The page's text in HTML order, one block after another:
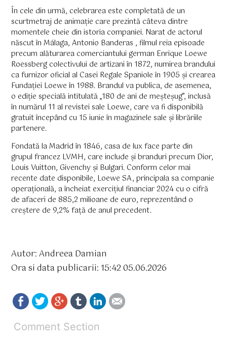
În cele din urmă, celebrarea este completată de un
scurtmetraj de animație care prezintă câteva dintre
momentele cheie din istoria companiei. Narat de actorul
născut în Málaga, Antonio Banderas , filmul reia episoade
precum alăturarea comerciantului german Enrique Loewe
Roessberg colectivului de artizani în 1872, numirea brandului
ca furnizor oficial al Casei Regale Spaniole în 1905 și crearea
Fundației Loewe în 1988. Brandul va publica, de asemenea,
o ediție specială intitulată „180 de ani de meșteșug”, inclusă
în numărul 11 ​​al revistei sale Loewe, care va fi disponibilă
gratuit începând cu 15 iunie în magazinele sale și librăriile
partenere.
Fondată la Madrid în 1846, casa de lux face parte din
grupul francez LVMH, care include și branduri precum Dior,
Louis Vuitton, Givenchy și Bulgari. Conform celor mai
recente date disponibile, Loewe SA, principala sa companie
operațională, a încheiat exercițiul financiar 2024 cu o cifră
de afaceri de 885,2 milioane de euro, reprezentând o
creștere de 9,2% față de anul precedent.
Autor: Andreea Damian
Ora si data publicarii: 15:42 05.06.2026
Comment Section